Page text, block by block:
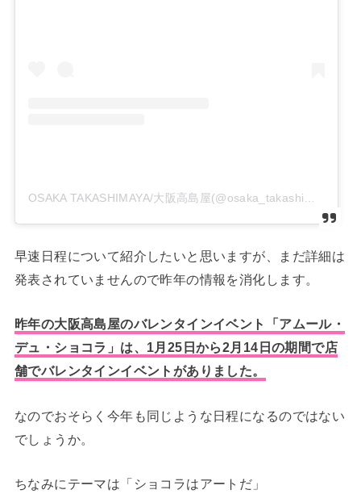
早速日程について紹介したいと思いますが、まだ詳細は
発表されていませんので昨年の情報を消化します。
昨年の大阪高島屋のバレンタインイベント「アムール・
デュ・ショコラ」は、1月25日から2月14日の期間で店
舗でバレンタインイベントがありました。
なのでおそらく今年も同じような日程になるのではない
でしょうか。
ちなみにテーマは「ショコラはアートだ」